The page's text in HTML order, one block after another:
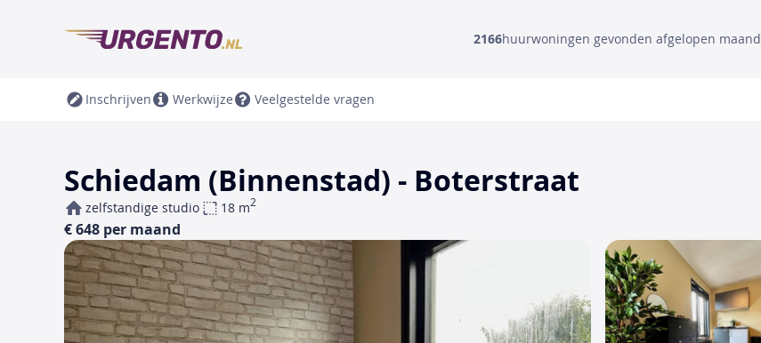
2166huurwoningen gevonden afgelopen maand
Inschrijven Werkwijze Veelgestelde vragen
Schiedam (Binnenstad) - Boterstraat
zelfstandige studio 18 m2
€ 648 per maand